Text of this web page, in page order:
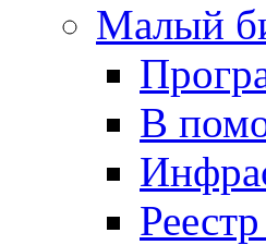
Малый
В